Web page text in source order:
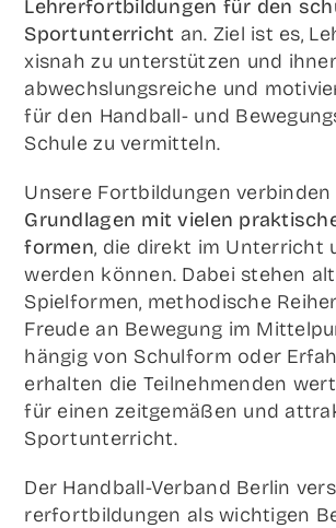
Leh­rer­fort­bil­dun­gen für den
Sport­un­ter­richt an. Ziel ist es,
xis­nah zu unter­stüt­zen und
abwechs­lungs­rei­che und
für den Hand­ball- und
Schu­le zu vermitteln.
Unse­re Fort­bil­dun­gen ver­bin­den
Grund­la­gen mit vie­len
for­men, die direkt im Unter­richt
wer­den kön­nen. Dabei ste­hen
Spiel­for­men, metho­di­sche
Freu­de an Bewe­gung im
hän­gig von Schul­form oder
erhal­ten die Teil­neh­men­den
für einen zeit­ge­mä­ßen und
Sportunterricht.
Der Hand­ball-Ver­band Ber­lin
rer­fort­bil­dun­gen als wich­ti­gen